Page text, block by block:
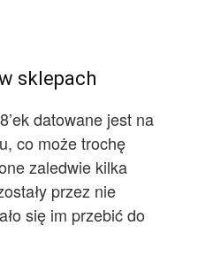
sklepach
datowane jest na
co może trochę
zaledwie kilka
przez nie
się im przebić do